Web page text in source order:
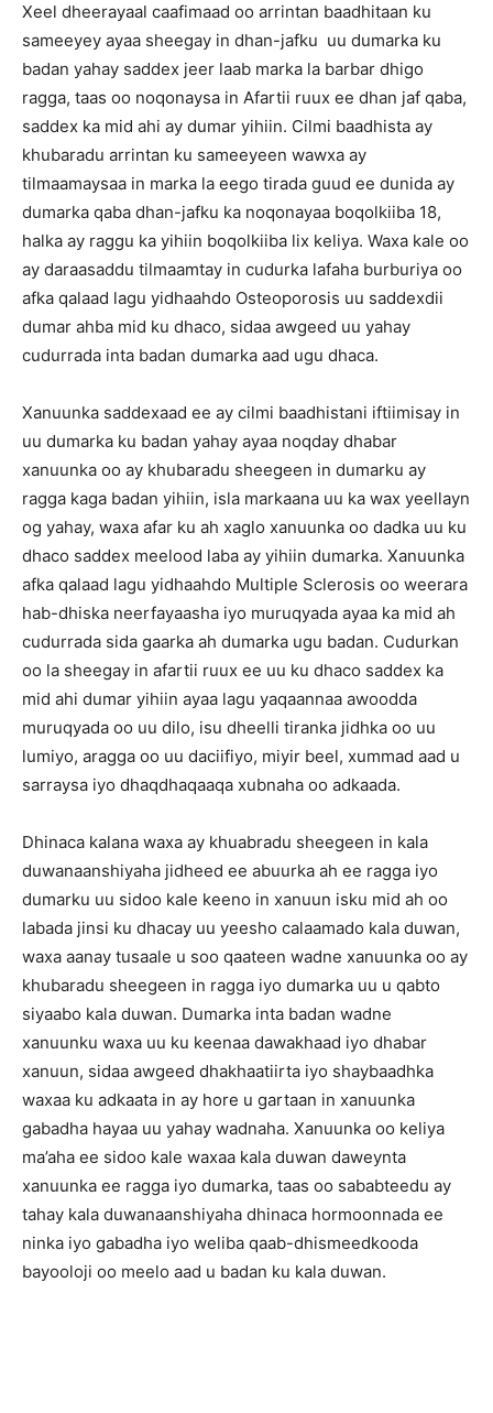
Xeel dheerayaal caafimaad oo arrintan baadhitaan ku
sameeyey ayaa sheegay in dhan-jafku uu dumarka ku
badan yahay saddex jeer laab marka la barbar dhigo
ragga, taas oo noqonaysa in Afartii ruux ee dhan jaf qaba,
saddex ka mid ahi ay dumar yihiin. Cilmi baadhista ay
khubaradu arrintan ku sameeyeen wawxa ay
tilmaamaysaa in marka la eego tirada guud ee dunida ay
dumarka qaba dhan-jafku ka noqonayaa boqolkiiba 18,
halka ay raggu ka yihiin boqolkiiba lix keliya. Waxa kale oo
ay daraasaddu tilmaamtay in cudurka lafaha burburiya oo
afka qalaad lagu yidhaahdo Osteoporosis uu saddexdii
dumar ahba mid ku dhaco, sidaa awgeed uu yahay
cudurrada inta badan dumarka aad ugu dhaca.
Xanuunka saddexaad ee ay cilmi baadhistani iftiimisay in
uu dumarka ku badan yahay ayaa noqday dhabar
xanuunka oo ay khubaradu sheegeen in dumarku ay
ragga kaga badan yihiin, isla markaana uu ka wax yeellayn
og yahay, waxa afar ku ah xaglo xanuunka oo dadka uu ku
dhaco saddex meelood laba ay yihiin dumarka. Xanuunka
afka qalaad lagu yidhaahdo Multiple Sclerosis oo weerara
hab-dhiska neerfayaasha iyo muruqyada ayaa ka mid ah
cudurrada sida gaarka ah dumarka ugu badan. Cudurkan
oo la sheegay in afartii ruux ee uu ku dhaco saddex ka
mid ahi dumar yihiin ayaa lagu yaqaannaa awoodda
muruqyada oo uu dilo, isu dheelli tiranka jidhka oo uu
lumiyo, aragga oo uu daciifiyo, miyir beel, xummad aad u
sarraysa iyo dhaqdhaqaaqa xubnaha oo adkaada.
Dhinaca kalana waxa ay khuabradu sheegeen in kala
duwanaanshiyaha jidheed ee abuurka ah ee ragga iyo
dumarku uu sidoo kale keeno in xanuun isku mid ah oo
labada jinsi ku dhacay uu yeesho calaamado kala duwan,
waxa aanay tusaale u soo qaateen wadne xanuunka oo ay
khubaradu sheegeen in ragga iyo dumarka uu u qabto
siyaabo kala duwan. Dumarka inta badan wadne
xanuunku waxa uu ku keenaa dawakhaad iyo dhabar
xanuun, sidaa awgeed dhakhaatiirta iyo shaybaadhka
waxaa ku adkaata in ay hore u gartaan in xanuunka
gabadha hayaa uu yahay wadnaha. Xanuunka oo keliya
ma’aha ee sidoo kale waxaa kala duwan daweynta
xanuunka ee ragga iyo dumarka, taas oo sababteedu ay
tahay kala duwanaanshiyaha dhinaca hormoonnada ee
ninka iyo gabadha iyo weliba qaab-dhismeedkooda
bayooloji oo meelo aad u badan ku kala duwan.